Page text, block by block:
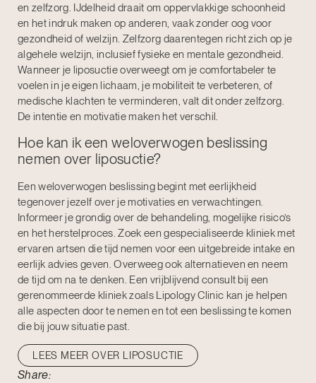
en zelfzorg. IJdelheid draait om oppervlakkige schoonheid
en het indruk maken op anderen, vaak zonder oog voor
gezondheid of welzijn. Zelfzorg daarentegen richt zich op je
algehele welzijn, inclusief fysieke en mentale gezondheid.
Wanneer je liposuctie overweegt om je comfortabeler te
voelen in je eigen lichaam, je mobiliteit te verbeteren, of
medische klachten te verminderen, valt dit onder zelfzorg.
De intentie en motivatie maken het verschil.
Hoe kan ik een weloverwogen beslissing
nemen over liposuctie?
Een weloverwogen beslissing begint met eerlijkheid
tegenover jezelf over je motivaties en verwachtingen.
Informeer je grondig over de behandeling, mogelijke risico’s
en het herstelproces. Zoek een gespecialiseerde kliniek met
ervaren artsen die tijd nemen voor een uitgebreide intake en
eerlijk advies geven. Overweeg ook alternatieven en neem
de tijd om na te denken. Een vrijblijvend consult bij een
gerenommeerde kliniek zoals Lipology Clinic kan je helpen
alle aspecten door te nemen en tot een beslissing te komen
die bij jouw situatie past.
LEES MEER OVER LIPOSUCTIE
Share: